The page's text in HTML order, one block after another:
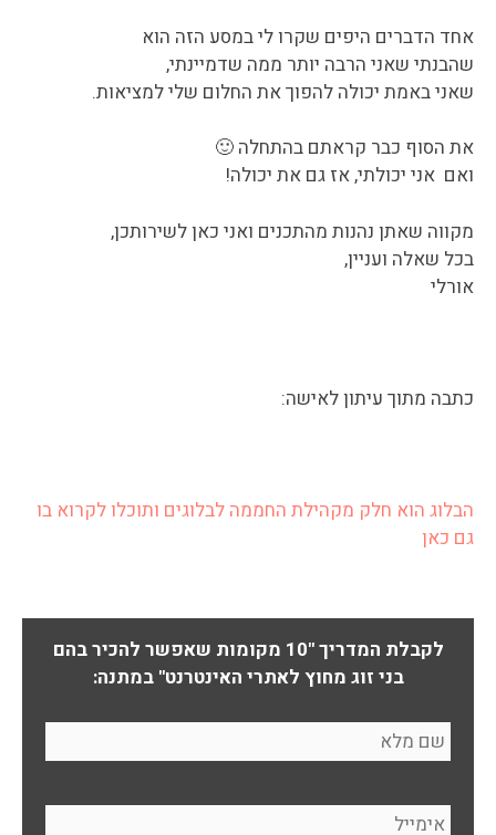
אחד הדברים היפים שקרו לי במסע הזה הוא
שהבנתי שאני הרבה יותר ממה שדמיינתי,
שאני באמת יכולה להפוך את החלום שלי למציאות.
את הסוף כבר קראתם בהתחלה 🙂
ואם אני יכולתי, אז גם את יכולה!
מקווה שאתן נהנות מהתכנים ואני כאן לשירותכן,
בכל שאלה ועניין,
אורלי
כתבה מתוך עיתון לאישה:
הבלוג הוא חלק מקהילת החממה לבלוגים ותוכלו לקרוא בו
גם כאן
לקבלת המדריך "10 מקומות שאפשר להכיר בהם
בני זוג מחוץ לאתרי האינטרנט" במתנה: